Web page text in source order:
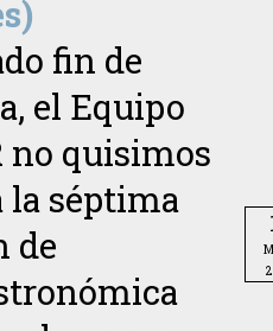
fin de
el Equipo
no quisimos
la séptima
de